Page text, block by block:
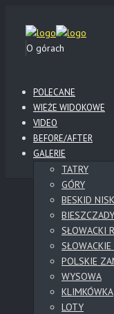
O górach
POLECANE
WIEŻE WIDOKOWE
VIDEO
BEFORE/AFTER
GALERIE
TATRY
GÓRY
BESKID
BIESZCZADY
SŁOWACKI
POLSKIE
WYSOWA
KLIMKÓWKA
LOTY